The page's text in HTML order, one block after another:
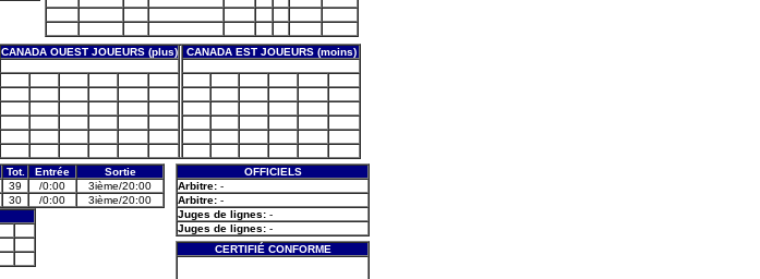
CANADA OUEST JOUEURS (plus)
CANADA EST JOUEURS (moins)
Tot. Entrée
Sortie
39 /0:00
3ième/20:00
30 /0:00
3ième/20:00
OFFICIELS
Arbitre: -
Arbitre: -
Juges de lignes: -
Juges de lignes: -
CERTIFIÉ CONFORME